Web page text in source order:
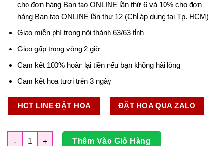
cho đơn hàng Bạn tạo ONLINE lần thứ 6 và 10% cho đơn
hàng Bạn tạo ONLINE lần thứ 12 (Chỉ áp dụng tại Tp. HCM)
Giao miễn phí trong nội thành 63/63 tỉnh
Giao gấp trong vòng 2 giờ
Cam kết 100% hoàn lại tiền nếu bạn không hài lòng
Cam kết hoa tươi trên 3 ngày
HOT LINE ĐẶT HOA ĐẶT HOA QUA ZALO
Số lượng
Thêm Vào Giỏ Hàng